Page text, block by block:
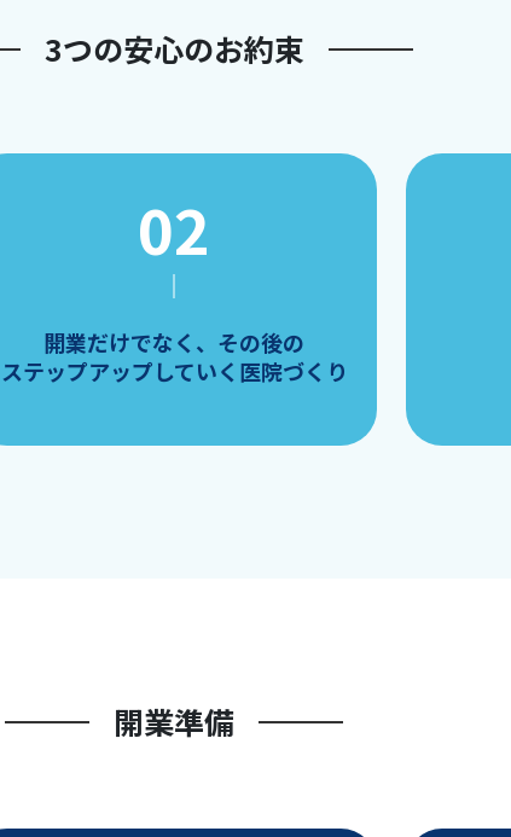
3つの安心のお約束
開業だけでなく、その後の
ステップアップしていく医院づくり
開業準備